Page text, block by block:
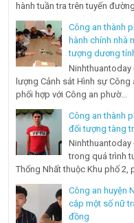
hành tuần tra trên tuyến
Công an thành
hành chính nhà
tượng dương
Ninhthuantoday
lượng Cảnh sát Hình sự Công
phối hợp với Công an phườ...
Công an thành
đối tượng tàng
Ninhthuantoday
trong quá trình
Thống Nhất thuộc Khu phố 2,
Công an huyện
cắp một số nữ
đồng